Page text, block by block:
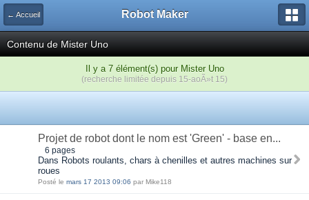
← Accueil Robot Maker
Contenu de Mister Uno
Il y a 7 élément(s) pour Mister Uno
(recherche limitée depuis 15-aoÃ»t 15)
Projet de robot dont le nom est 'Green' - base en...
6 pages
Dans Robots roulants, chars à chenilles et autres machines sur
roues
Posté le mars 17 2013 09:06 par Mike118